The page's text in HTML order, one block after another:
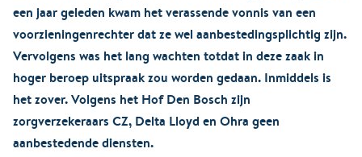
een jaar geleden kwam het verassende vonnis van een
voorzieningenrechter dat ze wel aanbestedingsplichtig zijn.
Vervolgens was het lang wachten totdat in deze zaak in
hoger beroep uitspraak zou worden gedaan. Inmiddels is
het zover. Volgens het Hof Den Bosch zijn
zorgverzekeraars CZ, Delta Lloyd en Ohra geen
aanbestedende diensten.